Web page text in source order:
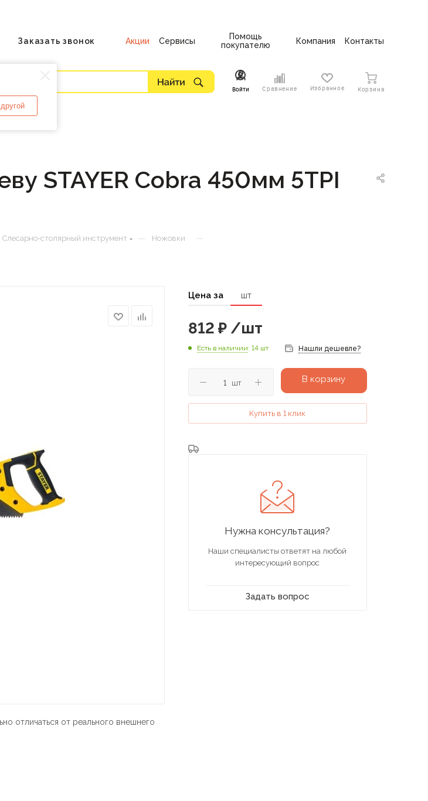
Заказать звонок Акции Сервисы
Помощь
покупателю
Компания Контакты
Войти Сравнение Избранное Корзина
STAYER Cobra 450мм 5TPI
Слесарно-столярный инструмент — Ножовки —
отличаться от реального внешнего
Цена за шт
812 ₽/шт
Есть в наличии: 14 шт Нашли дешевле?
шт В корзину
Купить в 1 клик
Нужна консультация?
Наши специалисты ответят на любой
интересующий вопрос
Задать вопрос